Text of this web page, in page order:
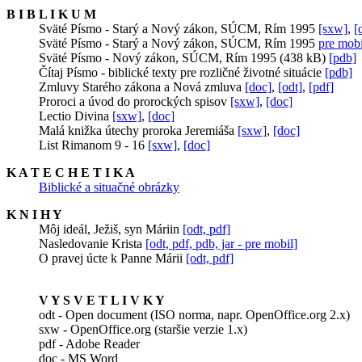
B I B L I K U M
Sväté Písmo - Starý a Nový zákon, SÚCM, Rím 1995 [sxw],
Sväté Písmo - Starý a Nový zákon, SÚCM, Rím 1995 pre
Sväté Písmo - Nový zákon, SÚCM, Rím 1995 (438 kB) [pdb]
Čítaj Písmo - biblické texty pre rozličné životné situácie [pdb]
Zmluvy Starého zákona a Nová zmluva [doc], [odt], [pdf]
Proroci a úvod do prorockých spisov [sxw], [doc]
Lectio Divina [sxw], [doc]
Malá knižka útechy proroka Jeremiáša [sxw], [doc]
List Rimanom 9 - 16 [sxw], [doc]
K A T E C H E T I K A
Biblické a situačné obrázky
K N I H Y
Môj ideál, Ježiš, syn Máriin [odt, pdf]
Nasledovanie Krista [odt, pdf, pdb, jar - pre mobil]
O pravej úcte k Panne Márii [odt, pdf]
V Y S V E T L I V K Y
odt - Open document (ISO norma, napr. OpenOffice.org 2.x)
sxw - OpenOffice.org (staršie verzie 1.x)
pdf - Adobe Reader
doc - MS Word